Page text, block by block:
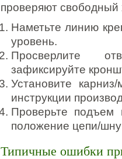
проверяют
Наметьте линию
уровень.
Просверлите
зафиксируйте
Установите
инструкции
Проверьте подъем
положение цепи/
Типичные ошибки